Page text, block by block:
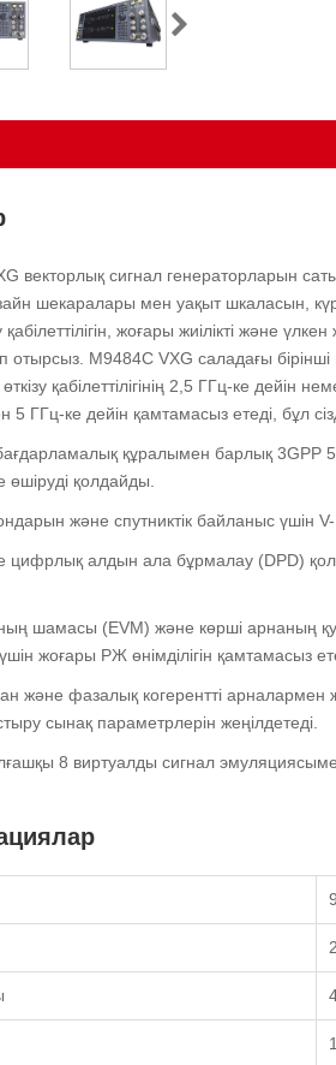
векторлық сигнал генераторларын
шекаралары мен уақыт шкаласын,
қабілеттілігін, жоғары жиілікті және
M9484C VXG саладағы
қабілеттілігінің 2,5 ГГц-ке дейін
ке дейін қамтамасыз етеді, бұл
құралымен барлық 3GPP
қолдайды.
және спутниктік байланыс үшін
цифрлық алдын ала бұрмалау (DPD)
шамасы (EVM) және көрші арнаның
жоғары РЖ өнімділігін қамтамасыз
және фазалық когерентті
сынақ параметрлерін жеңілдетеді.
8 виртуалды сигнал